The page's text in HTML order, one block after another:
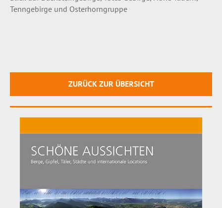
Tenngebirge und Osterhorngruppe
ZURÜCK ZUR ÜBERSICHT